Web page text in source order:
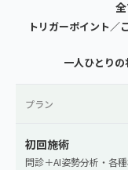
トリガーポイント／
一人ひとり
プラン
初回施術
問診＋AI姿勢分析・各